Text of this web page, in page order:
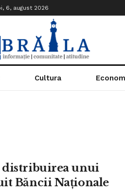
6, august 2026
Cultura
unui
Băncii Naționale